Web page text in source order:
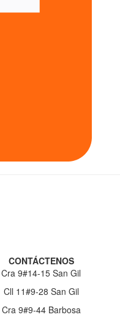
CONTÁCTENOS
Cra 9#14-15 San Gil
Cll 11#9-28 San Gil
Cra 9#9-44 Barbosa